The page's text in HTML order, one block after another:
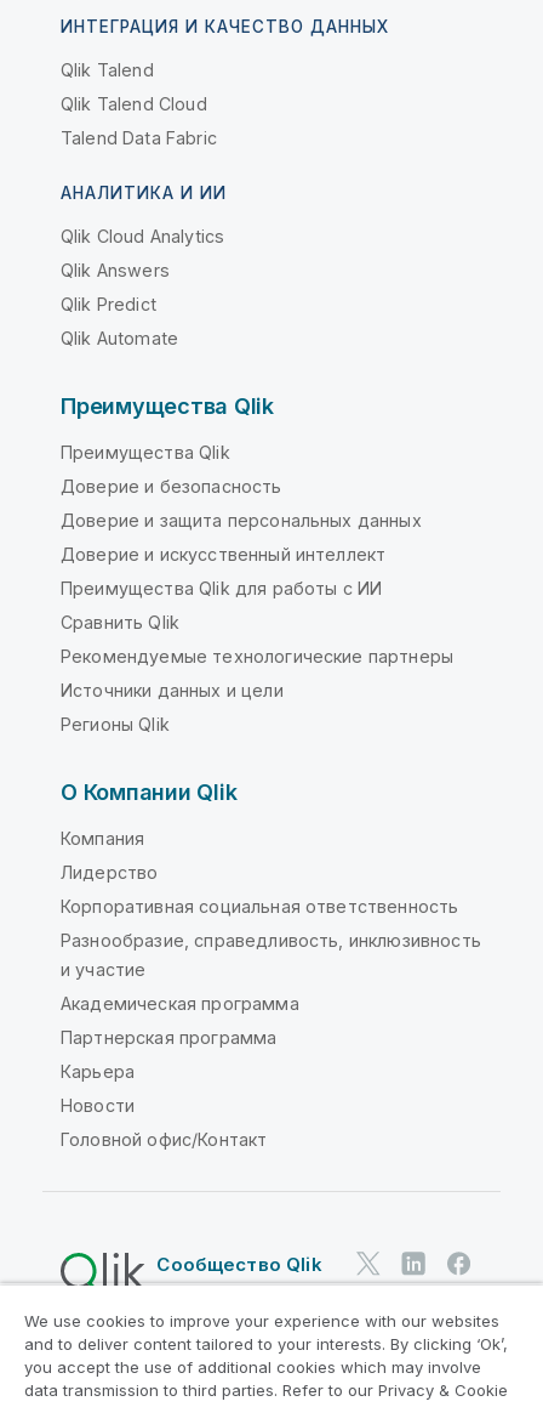
ИНТЕГРАЦИЯ И КАЧЕСТВО ДАННЫХ
Qlik Talend
Qlik Talend Cloud
Talend Data Fabric
АНАЛИТИКА И ИИ
Qlik Cloud Analytics
Qlik Answers
Qlik Predict
Qlik Automate
Преимущества Qlik
Преимущества Qlik
Доверие и безопасность
Доверие и защита персональных данных
Доверие и искусственный интеллект
Преимущества Qlik для работы с ИИ
Сравнить Qlik
Рекомендуемые технологические партнеры
Источники данных и цели
Регионы Qlik
О Компании Qlik
Компания
Лидерство
Корпоративная социальная ответственность
Разнообразие, справедливость, инклюзивность
и участие
Академическая программа
Партнерская программа
Карьера
Новости
Головной офис/Контакт
Сообщество Qlik
Юридические соглашения
Условия использования продуктов
Legal Policies
Юридические положения
We use cookies to improve your experience with our websites
and to deliver content tailored to your interests. By clicking ‘Ok’,
you accept the use of additional cookies which may involve
data transmission to third parties. Refer to our Privacy & Cookie